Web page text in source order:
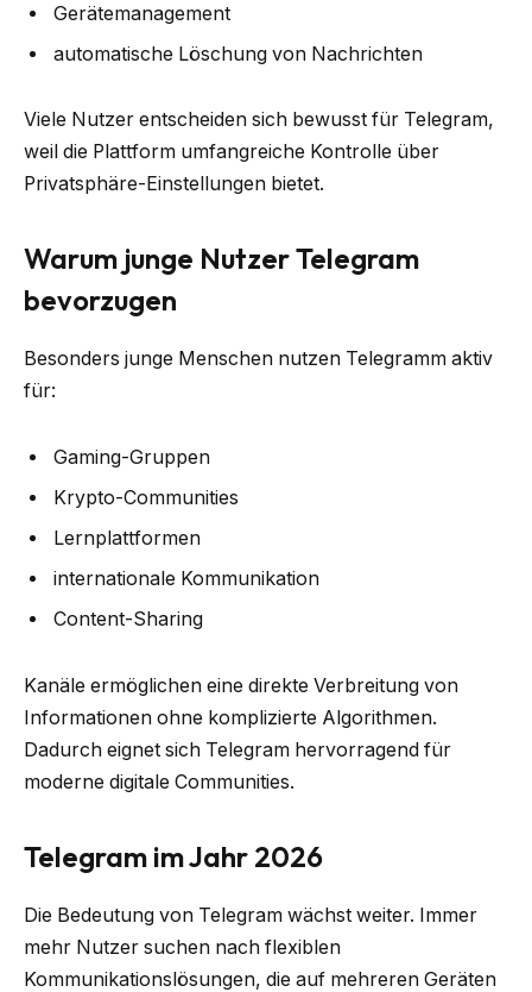
Gerätemanagement
automatische Löschung von Nachrichten
Viele Nutzer entscheiden sich bewusst für Telegram,
weil die Plattform umfangreiche Kontrolle über
Privatsphäre-Einstellungen bietet.
Warum junge Nutzer Telegram
bevorzugen
Besonders junge Menschen nutzen Telegramm aktiv
für:
Gaming-Gruppen
Krypto-Communities
Lernplattformen
internationale Kommunikation
Content-Sharing
Kanäle ermöglichen eine direkte Verbreitung von
Informationen ohne komplizierte Algorithmen.
Dadurch eignet sich Telegram hervorragend für
moderne digitale Communities.
Telegram im Jahr 2026
Die Bedeutung von Telegram wächst weiter. Immer
mehr Nutzer suchen nach flexiblen
Kommunikationslösungen, die auf mehreren Geräten